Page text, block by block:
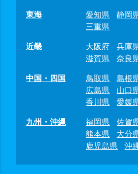
東海
愛知県 静岡
三重県
近畿
大阪府 兵庫
滋賀県
奈良
中国・四国
鳥取県 島根
広島県
山口
香川県
愛媛
九州・沖縄
福岡県 佐賀
熊本県
大分
鹿児島県
沖